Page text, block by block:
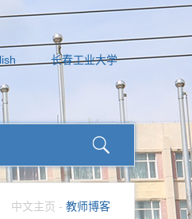
长春工业大学
中文主页 - 教师博客